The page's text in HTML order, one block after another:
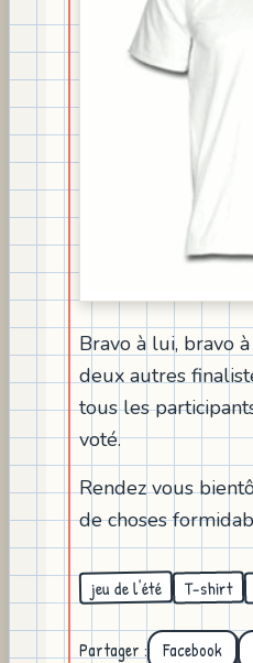
Bravo à lui, bravo
deux autres
tous les
voté.
Rendez vous
de choses
jeu de l'été T-shirt
Partager : Facebook